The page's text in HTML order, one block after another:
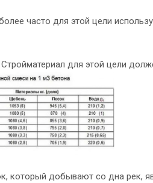
часто для этой цели
для этой цели
который добывают со дна рек,